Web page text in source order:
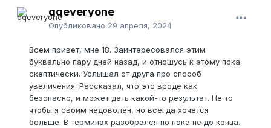
qqeveryone
Опубликовано 29 апреля, 2024
Всем привет, мне 18. Заинтересовался этим
буквально пару дней назад, и отношусь к этому пока
скептически. Услышал от друга про способ
увеличения. Рассказал, что это вроде как
безопасно, и может дать какой-то результат. Не то
чтобы я своим недоволен, но всегда хочется
больше. В терминах разобрался но пока не до конца.